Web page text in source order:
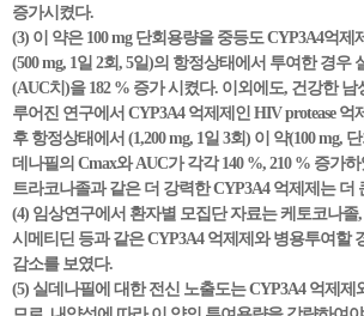
증가시켰다.
(3) 이 약은 100 mg 단회용량을 중등도 CYP3A4억
(500 mg, 1일 2회, 5일)의 항정상태에서 투여한 경우
(AUC치)을 182 % 증가 시켰다. 이외에도, 건강한 남
루어진 연구에서 CYP3A4 억제제인 HIV protease 억
후 항정상태에서 (1,200 mg, 1일 3회) 이 약(100 mg,
데나필의 Cmax와 AUC가 각각 140 %, 210 % 증가
트라코나졸과 같은 더 강력한 CYP3A4 억제제는 더
(4) 임상연구에서 환자별 모집단 자료는 케토코나
시메티딘 등과 같은 CYP3A4 억제제와 병용투여할
감소를 보였다.
(5) 실데나필에 대한 전신 노출도는 CYP3A4 억제제